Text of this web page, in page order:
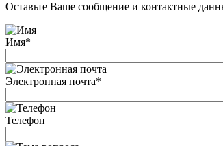
Оставьте Ваше сообщение и контактные
Имя*
Электронная почта*
Телефон